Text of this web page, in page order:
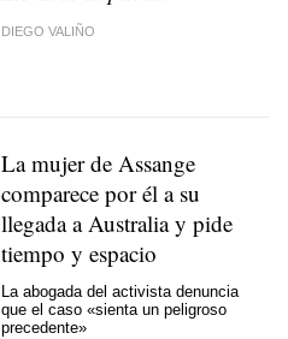
DIEGO VALIÑO
La mujer de Assange
comparece por él a su
llegada a Australia y pide
tiempo y espacio
La abogada del activista denuncia
que el caso «sienta un peligroso
precedente»